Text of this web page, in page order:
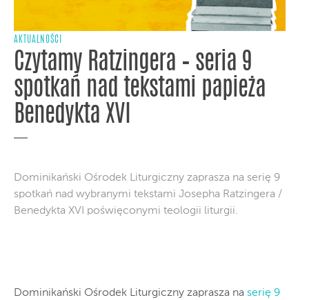
AKTUALNOŚCI
Czytamy Ratzingera – seria 9
spotkań nad tekstami papieża
Benedykta XVI
Dominikański Ośrodek Liturgiczny zaprasza na serię 9
spotkań nad wybranymi tekstami Josepha Ratzingera /
Benedykta XVI poświęconymi teologii liturgii.
Dominikański Ośrodek Liturgiczny zaprasza na serię 9